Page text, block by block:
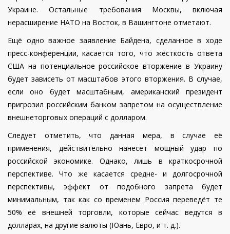
Украине. Остальные требования Москвы, включая
нерасширение НАТО на Восток, в Вашингтоне отметают.
Ещё одно важное заявление Байдена, сделанное в ходе
пресс-конференции, касается того, что жёсткость ответа
США на потенциальное российское вторжение в Украину
будет зависеть от масштабов этого вторжения. В случае,
если оно будет масштабным, американский президент
пригрозил российским банком запретом на осуществление
внешнеторговых операций с долларом.
Следует отметить, что данная мера, в случае её
применения, действительно нанесёт мощный удар по
российской экономике. Однако, лишь в краткосрочной
перспективе. Что же касается средне- и долгосрочной
перспективы, эффект от подобного запрета будет
минимальным, так как со временем Россия переведёт те
50% её внешней торговли, которые сейчас ведутся в
долларах, на другие валюты (Юань, Евро, и т. д.).